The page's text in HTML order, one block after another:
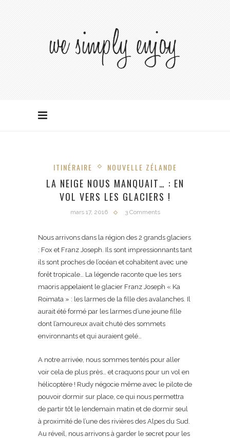
ITINÉRAIRE NOUVELLE ZÉLANDE
LA NEIGE NOUS MANQUAIT… : EN
VOL VERS LES GLACIERS !
mars 17, 2016 3 Comments
Nous arrivons dans la région des 2 grands glaciers
: Fox et Franz Joseph. Ils sont impressionnants tant
ils sont proches de l’océan et cohabitent avec une
forêt tropicale… La légende raconte que les 1ers
maoris appelaient le glacier Franz Joseph « Ka
Roimata » : les larmes de la fille des avalanches. Il
aurait été formé par les larmes d’une jeune fille
dont l’amoureux avait chuté des sommets
environnants et qui auraient gelé…
A notre arrivée, nous sommes tentés pour aller
voir cela de plus près… et craquons pour un vol en
hélicoptère ! Rudy négocie même avec le pilote de
pouvoir dormir sur place, ce qui nous permettra
de partir tôt le lendemain matin et de dormir seul
à proximité de l’une des rivières des Alpes du Sud.
Au réveil, nous arrivons à garder le secret pour les